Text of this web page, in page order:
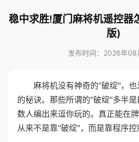
稳中求胜!厦门麻将机遥控器
版)
发布时间：2026年08
麻将机没有神奇的"破绽"，
的秘诀。那些所谓的"破绽"多半
数人编出来逗你玩的。真正能在
从来不是靠"破绽"，而是靠程序控